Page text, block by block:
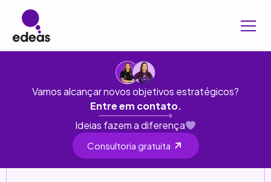
Vamos alcançar novos objetivos estratégicos?
Entre em contato.
Ideias fazem a diferença
Consultoria gratuita